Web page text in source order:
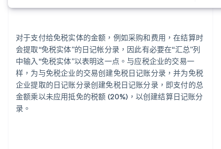
对于支付给免税实体的金额，例如采购和费用，在结算时
会提取“免税实体”的日记帐分录，因此有必要在“汇总”列
中输入“免税实体”以表明这一点。与应税企业的交易一
样，为与免税企业的交易创建免税日记账分录，并为免税
企业提取的日记账分录创建免税日记账分录，即支付的总
金额乘以未应用抵免的税额 (20%)，以创建结算日记账分
录。